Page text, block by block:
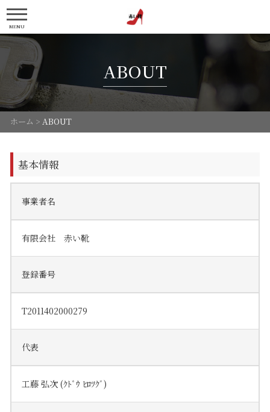
MENU
ABOUT
ホーム > ABOUT
基本情報
事業者名
有限会社 赤い靴
登録番号
T2011402000279
代表
工藤 弘次 (ｸﾄﾞｳ ﾋﾛﾂｸﾞ)